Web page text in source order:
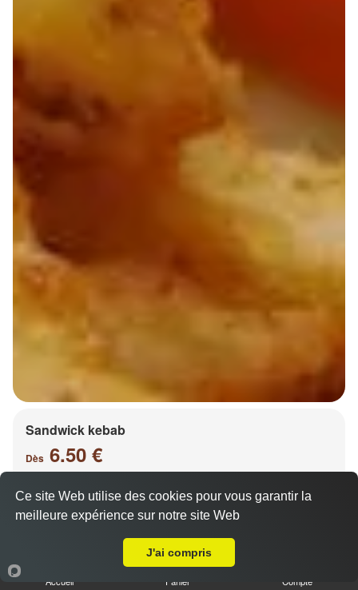
Sandwick kebab
Dès 6.50 €
Salade, tomates, oignons, chou, carottes
Accueil Panier Compte
Ce site Web utilise des cookies pour vous garantir la
meilleure expérience sur notre site Web
J'ai compris